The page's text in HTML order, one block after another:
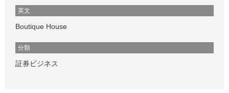
英文
Boutique House
分類
証券ビジネス